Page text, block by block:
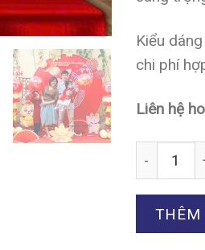
Kiểu
chi phí
Liên hệ
THÊM